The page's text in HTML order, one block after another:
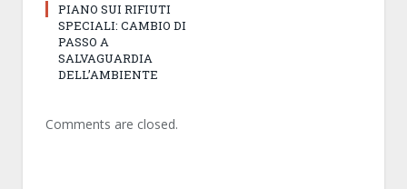
PIANO SUI RIFIUTI
SPECIALI: CAMBIO DI
PASSO A
SALVAGUARDIA
DELL’AMBIENTE
Comments are closed.